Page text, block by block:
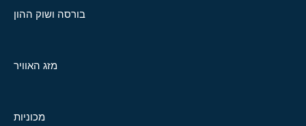
בורסה ושוק ההון
מזג האוויר
מכוניות